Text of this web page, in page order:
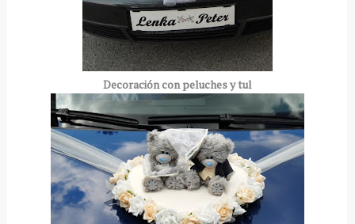
Decoracióncon peluches y tul